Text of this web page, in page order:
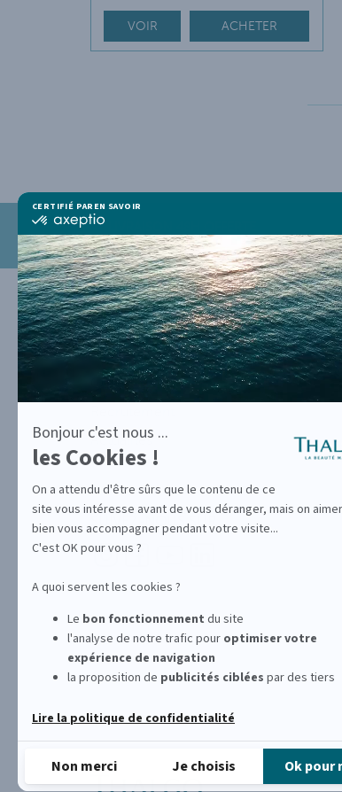
VOIR ACHETER
dès 30 € d'achat
INFORMATIONS
Mentions Légales
CGV
Actualités
SUIVEZ-NOUS SUR